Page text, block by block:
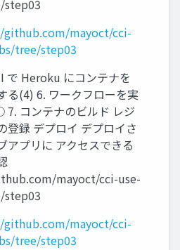
mayoct/cci-
tree/step03
で Heroku にコンテナを
る(4) 6. ワークフローを実
コンテナのビルド レジ
登録 デプロイ デプロイさ
アプリに アクセスできる
mayoct/cci-use-
mayoct/cci-
tree/step03